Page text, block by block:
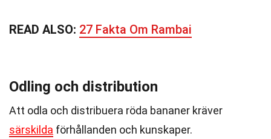
READ ALSO: 27 Fakta Om Rambai
Odling och distribution
Att odla och distribuera röda bananer kräver
särskilda förhållanden och kunskaper.